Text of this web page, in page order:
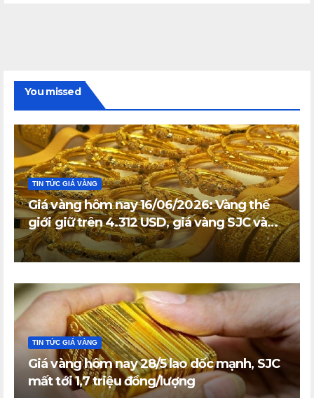
You missed
TIN TỨC GIÁ VÀNG
Giá vàng hôm nay 16/06/2026: Vàng thế
giới giữ trên 4.312 USD, giá vàng SJC và
vàng nhẫn trong nước đi ngang
TIN TỨC GIÁ VÀNG
Giá vàng hôm nay 28/5 lao dốc mạnh, SJC
mất tới 1,7 triệu đồng/lượng